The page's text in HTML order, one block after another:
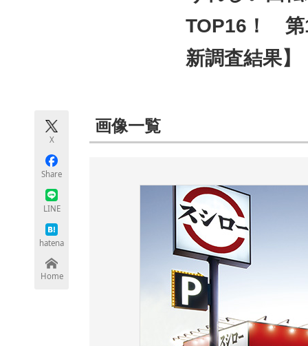
モノづくり技術者専門サイト エレクト
TOP16！ 第
新調査結果】
X
Share
LINE
hatena
Home
画像一覧